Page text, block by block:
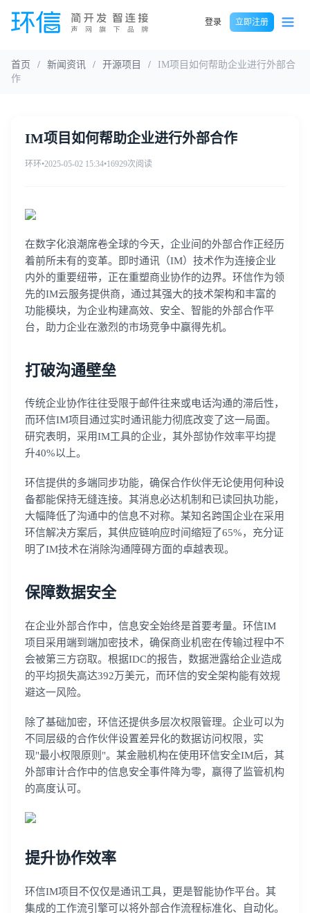
登录 立即注册
首页 / 新闻资讯 / 开源项目 /
IM项目如何帮助企业进行外部合
作
IM项目如何帮助企业进行外部合作
环环•2025-05-02 15:34•16929次阅读
在数字化浪潮席卷全球的今天，企业间的外部合作正经历
着前所未有的变革。即时通讯（IM）技术作为连接企业
内外的重要纽带，正在重塑商业协作的边界。环信作为领
先的IM云服务提供商，通过其强大的技术架构和丰富的
功能模块，为企业构建高效、安全、智能的外部合作平
台，助力企业在激烈的市场竞争中赢得先机。
打破沟通壁垒
传统企业协作往往受限于邮件往来或电话沟通的滞后性，
而环信IM项目通过实时通讯能力彻底改变了这一局面。
研究表明，采用IM工具的企业，其外部协作效率平均提
升40%以上。
环信提供的多端同步功能，确保合作伙伴无论使用何种设
备都能保持无缝连接。其消息必达机制和已读回执功能，
大幅降低了沟通中的信息不对称。某知名跨国企业在采用
环信解决方案后，其供应链响应时间缩短了65%，充分证
明了IM技术在消除沟通障碍方面的卓越表现。
保障数据安全
在企业外部合作中，信息安全始终是首要考量。环信IM
项目采用端到端加密技术，确保商业机密在传输过程中不
会被第三方窃取。根据IDC的报告，数据泄露给企业造成
的平均损失高达392万美元，而环信的安全架构能有效规
避这一风险。
除了基础加密，环信还提供多层次权限管理。企业可以为
不同层级的合作伙伴设置差异化的数据访问权限，实
现"最小权限原则"。某金融机构在使用环信安全IM后，其
外部审计合作中的信息安全事件降为零，赢得了监管机构
的高度认可。
提升协作效率
环信IM项目不仅仅是通讯工具，更是智能协作平台。其
集成的工作流引擎可以将外部合作流程标准化、自动化。